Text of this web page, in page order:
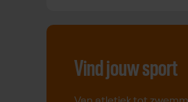
Vind jouw sport